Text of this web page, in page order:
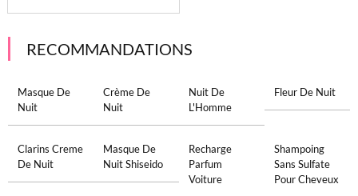
RECOMMANDATIONS
Masque De
Nuit
Crème De
Nuit
Nuit De
L'Homme
Fleur De Nuit
Clarins Creme
De Nuit
Masque De
Nuit Shiseido
Recharge
Parfum
Voiture
Shampoing
Sans Sulfate
Pour Cheveux